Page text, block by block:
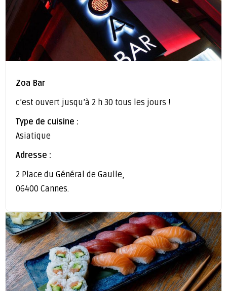
Zoa Bar
c’est ouvert jusqu’à 2 h 30 tous les jours !
Type de cuisine :
Asiatique
Adresse :
2 Place du Général de Gaulle,
06400 Cannes.